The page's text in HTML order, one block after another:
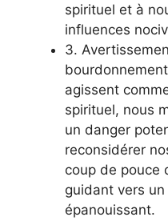
spirituel et à
influences
3.
agissent
spirituel, nous
un danger
reconsidérer
coup de pouce
guidant vers
épanouissant.